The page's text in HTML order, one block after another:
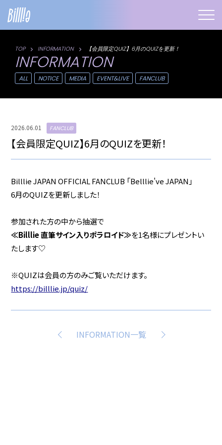
TOP INFORMATION 【会員限定QUIZ】6月のQUIZを更新！
INFORMATION
ALL NOTICE MEDIA EVENT&LIVE FANCLUB
2026.06.01 FANCLUB
【会員限定QUIZ】6月のQUIZを更新！
Billlie JAPAN OFFICIAL FANCLUB 「Belllie've JAPAN」
6月のQUIZを更新しました！
参加された方の中から抽選で
≪Billlie 直筆サイン入りポラロイド≫を1名様にプレゼントい
たします♡
※QUIZは会員の方のみご覧いただけます。
https://billlie.jp/quiz/
INFORMATION一覧